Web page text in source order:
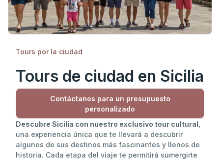
Tours por la ciudad
Tours de ciudad en Sicilia
Contáctanos para un presupuesto
personalizado
Descubre Sicilia con nuestro exclusivo tour cultural ,
una experiencia única que te llevará a descubrir
algunos de sus destinos más fascinantes y llenos de
historia. Cada etapa del viaje te permitirá sumergirte